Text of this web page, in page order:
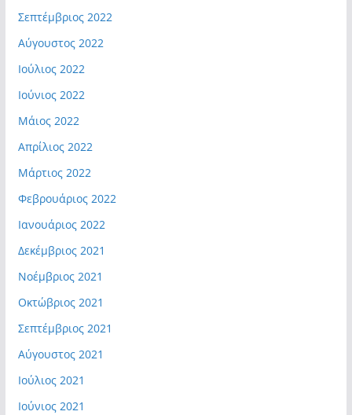
Σεπτέμβριος 2022
Αύγουστος 2022
Ιούλιος 2022
Ιούνιος 2022
Μάιος 2022
Απρίλιος 2022
Μάρτιος 2022
Φεβρουάριος 2022
Ιανουάριος 2022
Δεκέμβριος 2021
Νοέμβριος 2021
Οκτώβριος 2021
Σεπτέμβριος 2021
Αύγουστος 2021
Ιούλιος 2021
Ιούνιος 2021